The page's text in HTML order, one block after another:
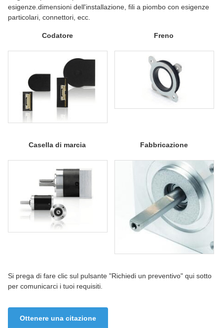
esigenze.dimensioni dell'installazione, fili a piombo con esigenze
particolari, connettori, ecc.
Codatore Freno
Casella di marcia Fabbricazione
Si prega di fare clic sul pulsante "Richiedi un preventivo" qui sotto
per comunicarci i tuoi requisiti.
Ottenere una citazione